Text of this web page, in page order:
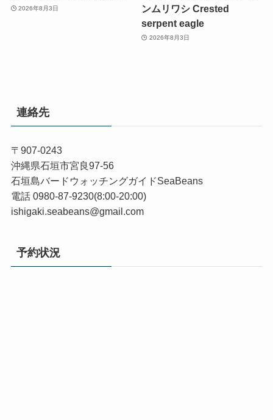
2026年8月3日
ンムリワシ Crested
serpent eagle
2026年8月3日
連絡先
〒907-0243
沖縄県石垣市宮良97-56
石垣島バードウォッチングガイドSeaBeans
電話 0980-87-9230(8:00-20:00)
ishigaki.seabeans@gmail.com
予約状況